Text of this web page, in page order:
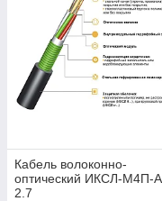
Кабель волоконно-
оптический ИКСЛ-М4П-
2.7